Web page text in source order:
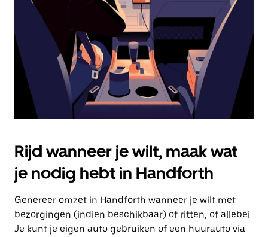
Escape
agenda
te
sluiten.
Rijd wanneer je wilt, maak wat
je nodig hebt in Handforth
Genereer omzet in Handforth wanneer je wilt met
bezorgingen (indien beschikbaar) of ritten, of allebei.
Je kunt je eigen auto gebruiken of een huurauto via